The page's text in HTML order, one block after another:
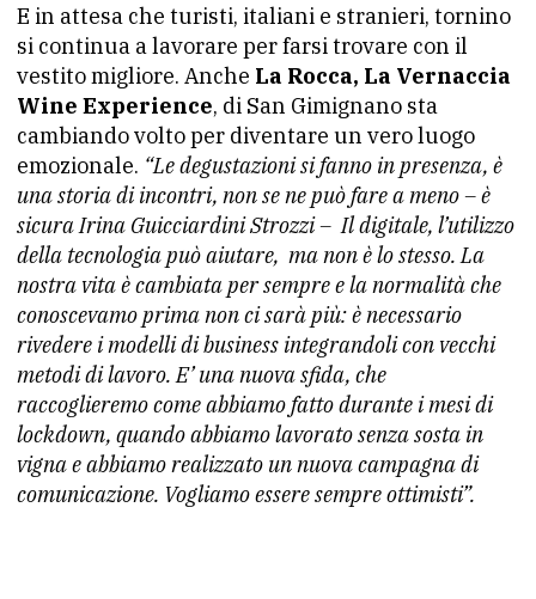
E in attesa che turisti, italiani e stranieri, tornino
si continua a lavorare per farsi trovare con il
vestito migliore. Anche La Rocca, La Vernaccia
Wine Experience, di San Gimignano sta
cambiando volto per diventare un vero luogo
emozionale. “Le degustazioni si fanno in presenza, è
una storia di incontri, non se ne può fare a meno – è
sicura Irina Guicciardini Strozzi – Il digitale, l’utilizzo
della tecnologia può aiutare, ma non è lo stesso. La
nostra vita è cambiata per sempre e la normalità che
conoscevamo prima non ci sarà più: è necessario
rivedere i modelli di business integrandoli con vecchi
metodi di lavoro. E’ una nuova sfida, che
raccoglieremo come abbiamo fatto durante i mesi di
lockdown, quando abbiamo lavorato senza sosta in
vigna e abbiamo realizzato un nuova campagna di
comunicazione. Vogliamo essere sempre ottimisti”.